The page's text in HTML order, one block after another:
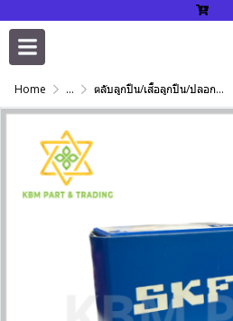
Home ... ตลับลูกปืน/เสื้อลูกปืน/ปลอกปรับเพลา/แหวนกำหนด/เพลาฮาร์ดโครม